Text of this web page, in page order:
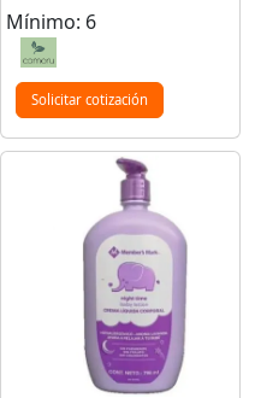
Mínimo: 6
Solicitar cotización